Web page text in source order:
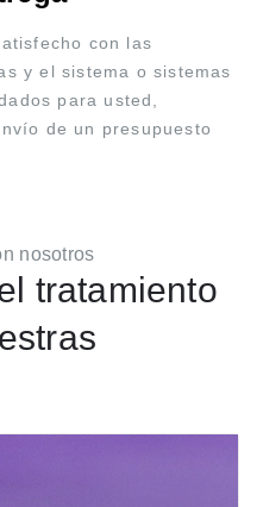
con las
y el sistema o sistemas
para usted,
de un presupuesto
nosotros
tratamiento